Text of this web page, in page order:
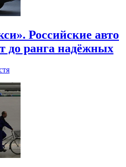
Российские авто
до ранга надёжных